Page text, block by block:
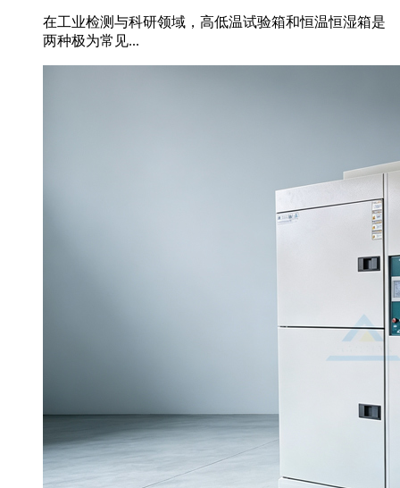
在工业检测与科研领域，高低温试验箱和恒温恒湿箱是
两种极为常见...